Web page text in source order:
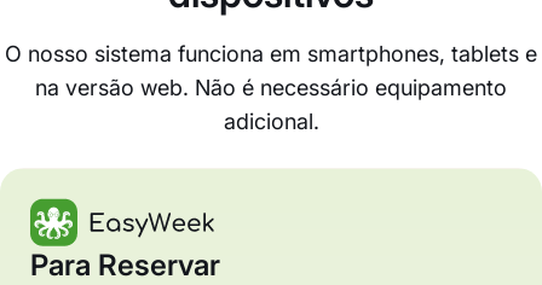
O nosso sistema funciona em smartphones, tablets e
na versão web. Não é necessário equipamento
adicional.
Para Reservar